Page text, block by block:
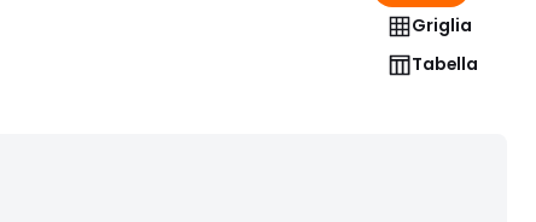
Griglia
Tabella